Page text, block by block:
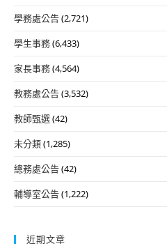
學務處公告(2,721)
學生事務(6,433)
家長事務(4,564)
教務處公告(3,532)
教師甄選(42)
未分類(1,285)
總務處公告(42)
輔導室公告(1,222)
近期文章